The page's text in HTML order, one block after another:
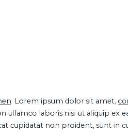
. Lorem ipsum dolor sit amet,
ullamco laboris nisi ut aliquip
cupidatat non proident, sunt in